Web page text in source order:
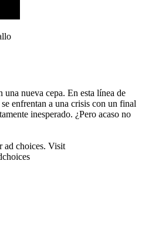
una nueva cepa. En esta línea de
enfrentan a una crisis con un final
inesperado. ¿Pero acaso no
ad choices. Visit